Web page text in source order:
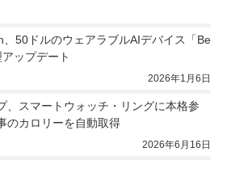
、50ドルのウェアラブルAIデバイス「Be
ップデート
2026年1月6日
、スマートウォッチ・リングに本格参
のカロリーを自動取得
2026年6月16日